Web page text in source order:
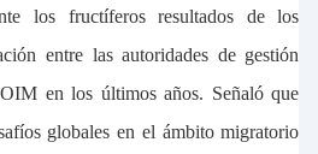
los fructíferos resultados de los
entre las autoridades de gestión
en los últimos años. Señaló que
globales en el ámbito migratorio